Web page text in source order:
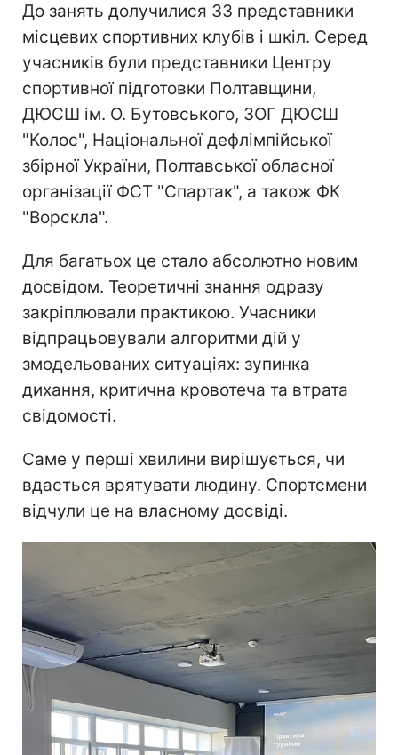
До занять долучилися 33 представники
місцевих спортивних клубів і шкіл. Серед
учасників були представники Центру
спортивної підготовки Полтавщини,
ДЮСШ ім. О. Бутовського, ЗОГ ДЮСШ
"Колос", Національної дефлімпійської
збірної України, Полтавської обласної
організації ФСТ "Спартак", а також ФК
"Ворскла".
Для багатьох це стало абсолютно новим
досвідом. Теоретичні знання одразу
закріплювали практикою. Учасники
відпрацьовували алгоритми дій у
змодельованих ситуаціях: зупинка
дихання, критична кровотеча та втрата
свідомості.
Саме у перші хвилини вирішується, чи
вдасться врятувати людину. Спортсмени
відчули це на власному досвіді.